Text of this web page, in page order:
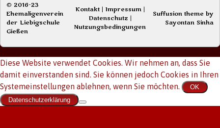
© 2016-23
Ehemaligenverein
der Liebigschule
Gießen
Kontakt | Impressum |
Datenschutz |
Nutzungsbedingungen
Suffusion theme by
Sayontan Sinha
Diese Website verwendet Cookies. Wir nehmen an, dass Sie
damit einverstanden sind. Sie können jedoch Cookies in Ihren
Systemeinstellungen ablehnen, wenn Sie möchten.
OK
Datenschutzerklärung